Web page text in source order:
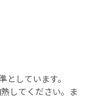
しています。
してください。ま